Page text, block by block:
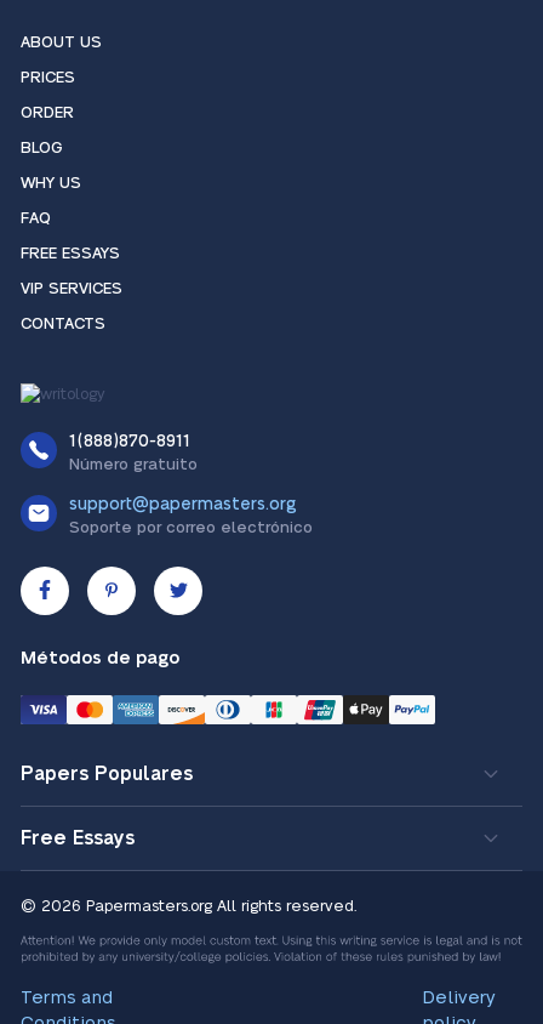
ABOUT US
PRICES
ORDER
BLOG
WHY US
FAQ
FREE ESSAYS
VIP SERVICES
CONTACTS
1(888)870-8911
Número gratuito
support@papermasters.org
Soporte por correo electrónico
Métodos de pago
Papers Populares
Free Essays
© 2026 Papermasters.org All rights reserved.
Terms and
Delivery